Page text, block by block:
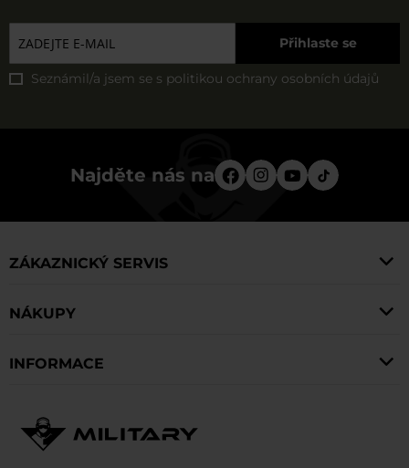
Přihlaste se
Seznámil/a jsem se s politikou ochrany osobních údajů
Najděte nás na
ZÁKAZNICKÝ SERVIS
NÁKUPY
INFORMACE